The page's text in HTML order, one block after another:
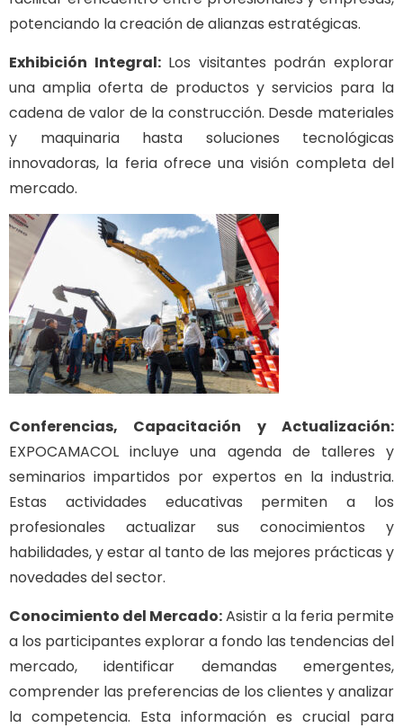
potenciando la creación de alianzas estratégicas.
Exhibición Integral:Los visitantes podrán explorar
una amplia oferta de productos y servicios para la
cadena de valor de la construcción. Desde materiales
y maquinaria hasta soluciones tecnológicas
innovadoras, la feria ofrece una visión completa del
mercado.
Conferencias, Capacitación y Actualización:
EXPOCAMACOL incluye una agenda de talleres y
seminarios impartidos por expertos en la industria.
Estas actividades educativas permiten a los
profesionales actualizar sus conocimientos y
habilidades, y estar al tanto de las mejores prácticas y
novedades del sector.
Conocimiento del Mercado:Asistir a la feria permite
a los participantes explorar a fondo las tendencias del
mercado, identificar demandas emergentes,
comprender las preferencias de los clientes y analizar
la competencia. Esta información es crucial para